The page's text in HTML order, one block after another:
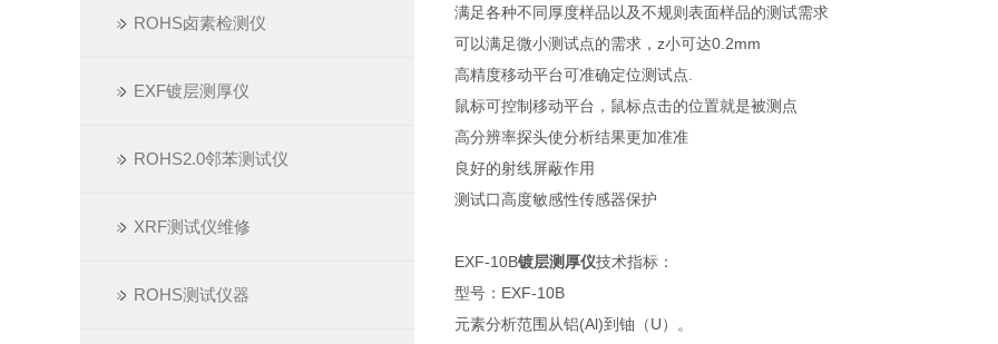
ROHS卤素检测仪
EXF镀层测厚仪
ROHS2.0邻苯测试仪
XRF测试仪维修
ROHS测试仪器
满足各种不同厚度样品以及不规则表面样品的测试需求
可以满足微小测试点的需求，z小可达0.2mm
高精度移动平台可准确定位测试点.
鼠标可控制移动平台，鼠标点击的位置就是被测点
高分辨率探头使分析结果更加准准
良好的射线屏蔽作用
测试口高度敏感性传感器保护
EXF-10B镀层测厚仪技术指标：
型号：EXF-10B
元素分析范围从铝(Al)到铀（U）。